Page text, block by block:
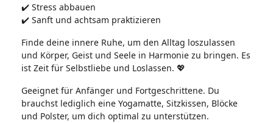
✔️ Stress abbauen
✔️ Sanft und achtsam praktizieren
Finde deine innere Ruhe, um den Alltag loszulassen
und Körper, Geist und Seele in Harmonie zu bringen. Es
ist Zeit für Selbstliebe und Loslassen. 💖
Geeignet für Anfänger und Fortgeschrittene. Du
brauchst lediglich eine Yogamatte, Sitzkissen, Blöcke
und Polster, um dich optimal zu unterstützen.